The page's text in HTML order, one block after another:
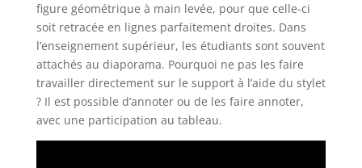
figure géométrique à main levée, pour que celle-ci
soit retracée en lignes parfaitement droites. Dans
l’enseignement supérieur, les étudiants sont souvent
attachés au diaporama. Pourquoi ne pas les faire
travailler directement sur le support à l’aide du stylet
? Il est possible d’annoter ou de les faire annoter,
avec une participation au tableau.